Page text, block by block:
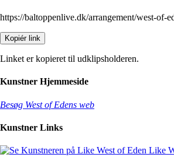
https://baltoppenlive.dk/arrangement/west-of-
Kopiér link
Linket er kopieret til udklipsholderen.
Kunstner Hjemmeside
Besøg West of Edens web
Kunstner Links
Like